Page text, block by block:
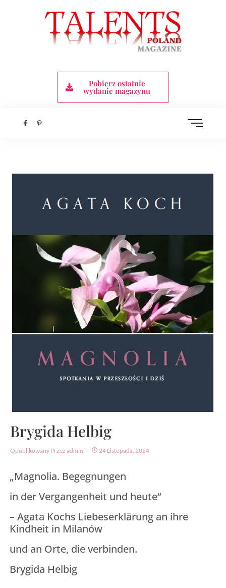
Pobierz ostatnie
wydanie magazynu
Brygida Helbig
Opublikowany Przez Admin 24 Listopada, 2024
„Magnolia. Begegnungen
in der Vergangenheit und heute“
– Agata Kochs Liebeserklärung an ihre
Kindheit in Milanów
und an Orte, die verbinden.
Brygida Helbig